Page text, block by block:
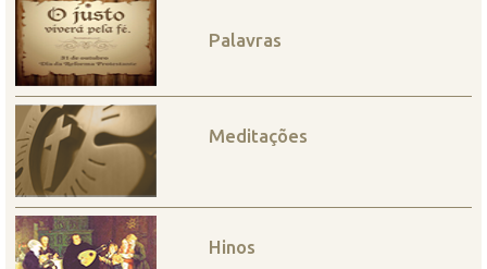
Palavras
Meditações
Hinos